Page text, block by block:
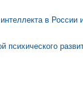
в России
психического